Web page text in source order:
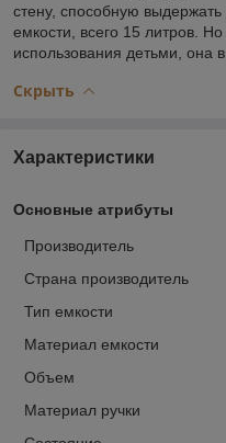
стену, способную выдержать
емкости, всего 15 литров.
использования детьми, она
Скрыть
Характеристики
Основные атрибуты
Производитель
Страна производитель
Тип емкости
Материал емкости
Объем
Материал ручки